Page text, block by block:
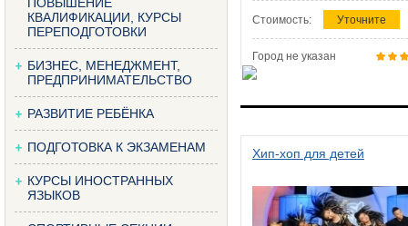
КВАЛИФИКАЦИИ, КУРСЫ
ПЕРЕПОДГОТОВКИ
БИЗНЕС, МЕНЕДЖМЕНТ,
ПРЕДПРИНИМАТЕЛЬСТВО
РАЗВИТИЕ РЕБЁНКА
ПОДГОТОВКА К ЭКЗАМЕНАМ
КУРСЫ ИНОСТРАННЫХ
ЯЗЫКОВ
Стоимость: Уточните
Город не указан
Хип-хоп для детей